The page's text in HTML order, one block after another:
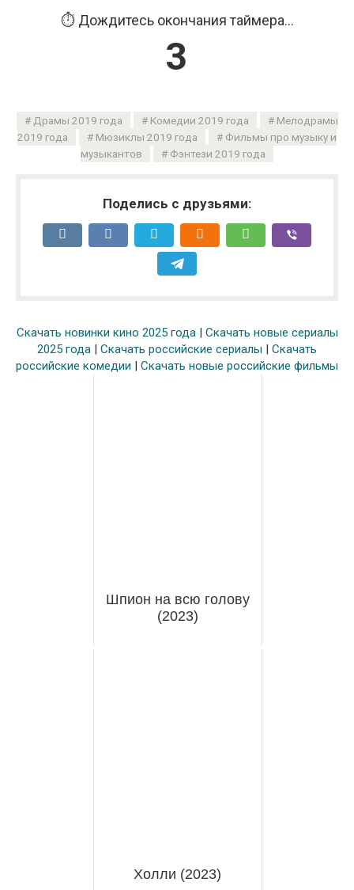
⏱️ Дождитесь окончания таймера...
2
Драмы 2019 года Комедии 2019 года
Мелодрамы
2019 года
Мюзиклы 2019 года
Фильмы про музыку и
музыкантов
Фэнтези 2019 года
Поделись с друзьями:
Скачать новинки кино 2025 года| Скачать новые сериалы
2025 года
Скачать российские сериалы
Скачать
российские комедии
Скачать новые российские фильмы
Шпион на всю голову
(2023)
Холли (2023)